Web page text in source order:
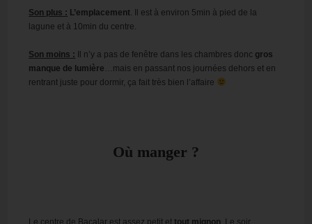
Son plus : L’emplacement . Il est à environ 5min à pied de la
lagune et à 10min du centre.
Son moins : Il n’y a pas de fenêtre dans les chambres donc gros
manque de lumière …mais en passant nos journées dehors et en
rentrant juste pour dormir, ça fait très bien l’affaire
Où manger ?
Le centre de Bacalar est assez petit et tout mignon . Le soir,